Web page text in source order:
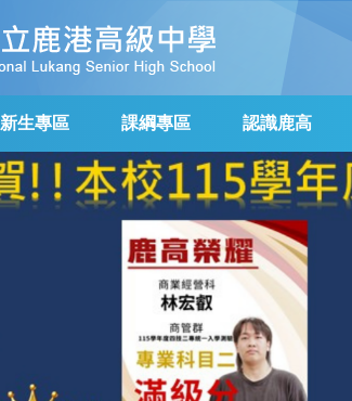
新生專區 課綱專區 認識鹿高